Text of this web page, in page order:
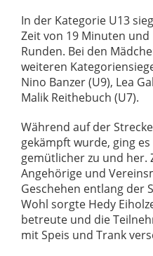
In der Kategorie U13
Zeit von 19 Minuten
Runden. Bei den
weiteren
Nino Banzer (U9), Lea
Malik Reithebuch (U7).
Während auf der
gekämpft wurde, ging
gemütlicher zu und her.
Angehörige und
Geschehen entlang der
Wohl sorgte Hedy
betreute und die
mit Speis und Trank